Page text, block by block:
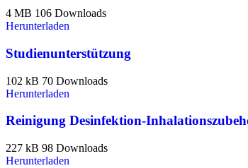
4 MB 106 Downloads
Herunterladen
Studienunterstützung
102 kB 70 Downloads
Herunterladen
Reinigung Desinfektion-
227 kB 98 Downloads
Herunterladen